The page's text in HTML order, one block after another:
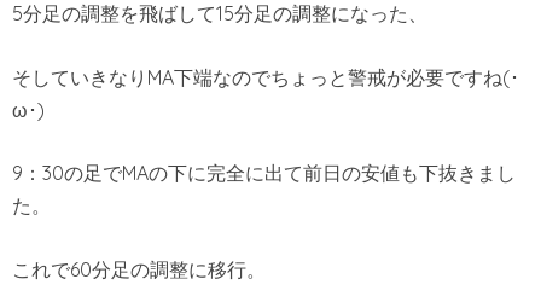
5分足の調整を飛ばして15分足の調整になった、
そしていきなりMA下端なのでちょっと警戒が必要ですね(･
ω･)
9：30の足でMAの下に完全に出て前日の安値も下抜きまし
た。
これで60分足の調整に移行。